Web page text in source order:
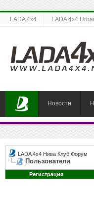
LADA 4x4 LADA 4x4
Новости
LADA 4x4 Нива Клуб Форум
Пользователи
Регистрация